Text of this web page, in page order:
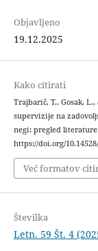
Objavljeno
19.12.2025
Kako citirati
Trajbarič, T., Gosak,
supervizije na
negi: pregled literature.
https://doi.org/
Več formatov
Številka
Letn. 59 Št. 4